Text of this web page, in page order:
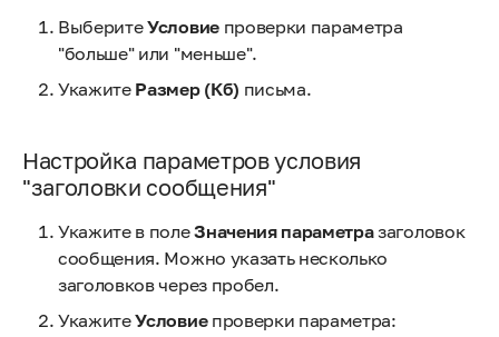
ВыберитеУсловие проверки параметра
"больше" или "меньше".
Укажите Размер (Кб) письма.
Настройка параметров условия
"заголовки сообщения"
Укажите в полеЗначения параметра заголовок
сообщения. Можно указать несколько
заголовков через пробел.
УкажитеУсловиепроверки параметра: